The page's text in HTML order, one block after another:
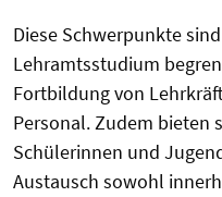
Diese Schwerpunkte
Lehramtsstudium
Fortbildung von
Personal. Zudem bieten
Schülerinnen und
Austausch sowohl